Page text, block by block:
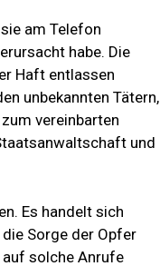
am Telefon
habe. Die
Haft entlassen
unbekannten Tätern,
vereinbarten
und
Es handelt sich
Sorge der Opfer
auf solche Anrufe